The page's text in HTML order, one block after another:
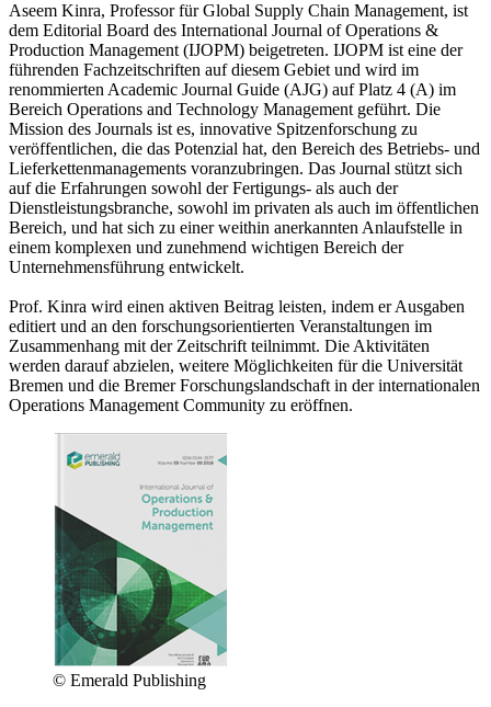
Aseem Kinra, Professor für Global Supply Chain Management, ist
dem Editorial Board des International Journal of Operations &
Production Management (IJOPM) beigetreten. IJOPM ist eine der
führenden Fachzeitschriften auf diesem Gebiet und wird im
renommierten Academic Journal Guide (AJG) auf Platz 4 (A) im
Bereich Operations and Technology Management geführt. Die
Mission des Journals ist es, innovative Spitzenforschung zu
veröffentlichen, die das Potenzial hat, den Bereich des Betriebs- und
Lieferkettenmanagements voranzubringen. Das Journal stützt sich
auf die Erfahrungen sowohl der Fertigungs- als auch der
Dienstleistungsbranche, sowohl im privaten als auch im öffentlichen
Bereich, und hat sich zu einer weithin anerkannten Anlaufstelle in
einem komplexen und zunehmend wichtigen Bereich der
Unternehmensführung entwickelt.
Prof. Kinra wird einen aktiven Beitrag leisten, indem er Ausgaben
editiert und an den forschungsorientierten Veranstaltungen im
Zusammenhang mit der Zeitschrift teilnimmt. Die Aktivitäten
werden darauf abzielen, weitere Möglichkeiten für die Universität
Bremen und die Bremer Forschungslandschaft in der internationalen
Operations Management Community zu eröffnen.
© Emerald Publishing